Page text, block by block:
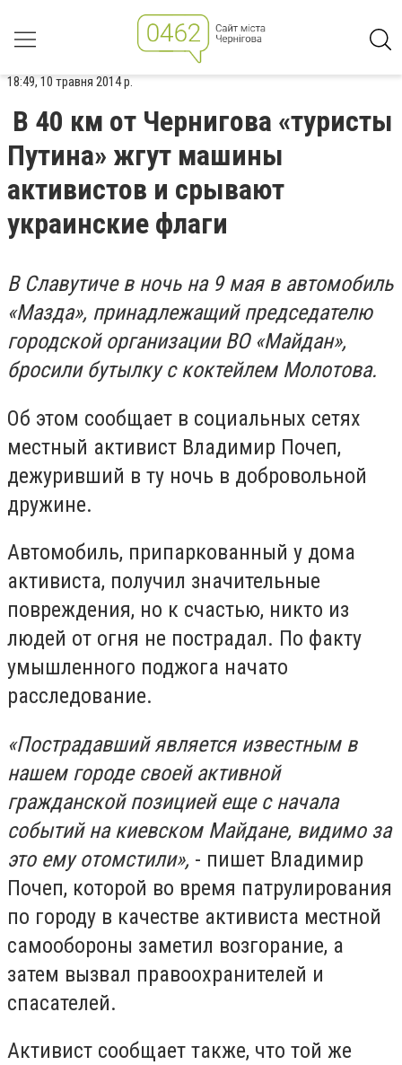
18:49, 10 травня 2014 р.
В 40 км от Чернигова «туристы
Путина» жгут машины
активистов и срывают
украинские флаги
В Славутиче в ночь на 9 мая в автомобиль
«Мазда», принадлежащий председателю
городской организации ВО «Майдан»,
бросили бутылку с коктейлем Молотова.
Об этом сообщает в социальных сетях
местный активист Владимир Почеп,
дежуривший в ту ночь в добровольной
дружине.
Автомобиль, припаркованный у дома
активиста, получил значительные
повреждения, но к счастью, никто из
людей от огня не пострадал. По факту
умышленного поджога начато
расследование.
«Пострадавший является известным в
нашем городе своей активной
гражданской позицией еще с начала
событий на киевском Майдане, видимо за
это ему отомстили», - пишет Владимир
Почеп, которой во время патрулирования
по городу в качестве активиста местной
самообороны заметил возгорание, а
затем вызвал правоохранителей и
спасателей.
Активист сообщает также, что той же